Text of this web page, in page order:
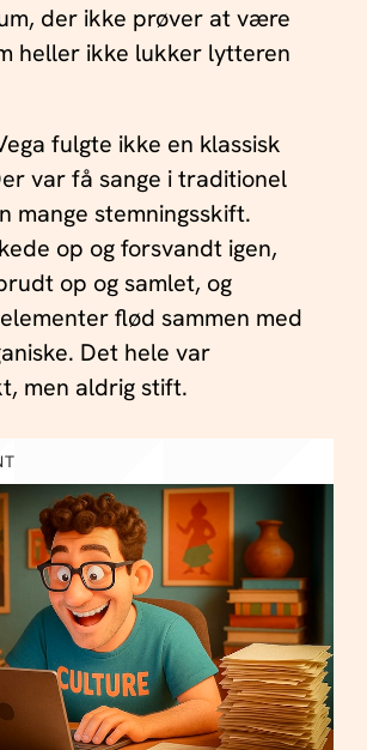
der ikke prøver at være
heller ikke lukker lytteren
fulgte ikke en klassisk
var få sange i traditionel
mange stemningsskift.
op og forsvandt igen,
op og samlet, og
flød sammen med
Det hele var
men aldrig stift.